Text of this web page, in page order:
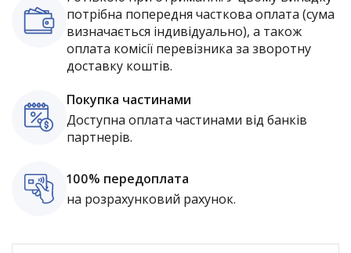
потрібна попередня часткова оплата (сума
визначається індивідуально), а також
оплата комісії перевізника за зворотну
доставку коштів.
Покупка частинами
Доступна оплата частинами від банків
партнерів.
100% передоплата
на розрахунковий рахунок.